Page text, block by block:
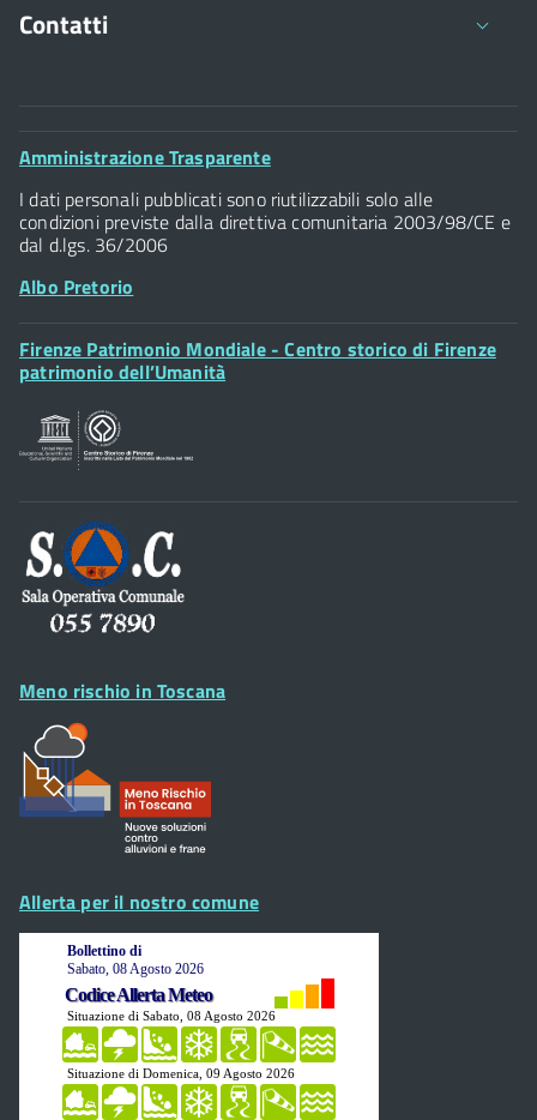
Contatti
Comune di Firenze
Palazzo Vecchio
Piazza della Signoria - 50122, Firenze
Posta Elettronica Certificata
Footer
Amministrazione Trasparente
I dati personali pubblicati sono riutilizzabili solo alle
condizioni previste dalla direttiva comunitaria 2003/98/CE e
dal d.lgs. 36/2006
Albo Pretorio
Footer
Widget
Firenze Patrimonio Mondiale - Centro storico di Firenze
patrimonio dell’Umanità
Footer
Widget
Meno rischio in Toscana
Allerta per il nostro comune